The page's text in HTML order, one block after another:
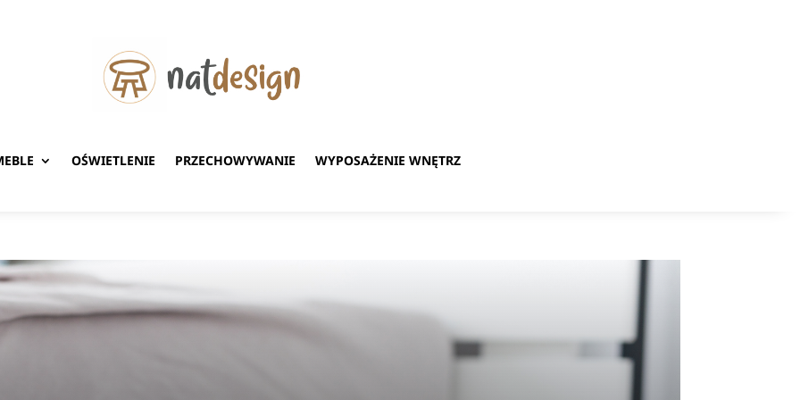
OŚWIETLENIE PRZECHOWYWANIE WYPOSAŻENIE WNĘTRZ